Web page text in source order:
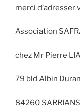
merci d’adresser
Association
chez Mr Pierre
79 bld Albin
84260 SARRIANS